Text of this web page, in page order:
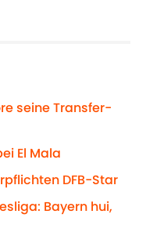
seine Transfer-
El Mala
DFB-Star
Bayern hui,